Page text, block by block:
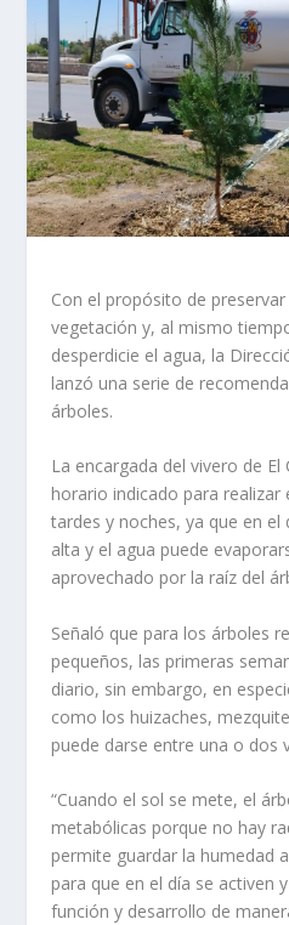
Con el propósito de
vegetación y, al mismo
desperdicie el agua, la
lanzó una serie de
árboles.
La encargada del vivero de
horario indicado para realizar
tardes y noches, ya que en
alta y el agua puede
aprovechado por la raíz del
Señaló que para los árboles
pequeños, las primeras
diario, sin embargo, en
como los huizaches,
puede darse entre una o dos
“Cuando el sol se mete, el
metabólicas porque no hay
permite guardar la humedad
para que en el día se activen
función y desarrollo de